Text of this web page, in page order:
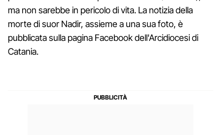
ma non sarebbe in pericolo di vita. La notizia della
morte di suor Nadir, assieme a una sua foto, è
pubblicata sulla pagina Facebook dell'Arcidiocesi di
Catania.